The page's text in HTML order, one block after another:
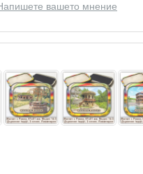
вашето мнение